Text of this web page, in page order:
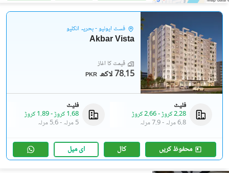
فسٹ ایونیو - بحریہ انکلیو
Akbar Vista
قیمت کا آغاز
PKR 78.15 لاکھ
فلیٹ
2.28 کروڑ
-2.66 کروڑ
6.8 مرلہ
-7.9 مرلہ
فلیٹ
1.68 کروڑ
-1.89 کروڑ
5 مرلہ
-5.6 مرلہ
محفوظ کریں کال ای میل